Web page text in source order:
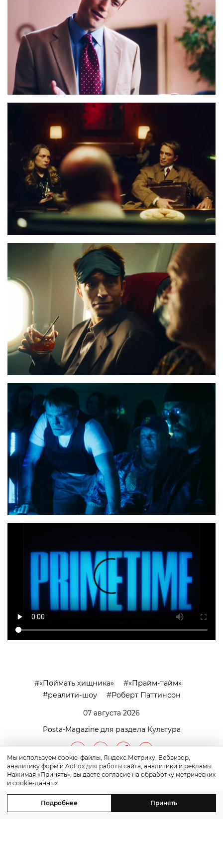
«Поймать хищника»
«Прайм-тайм»
реалити-шоу
Роберт Паттинсон
07 августа 2026
Posta-Magazine для раздела Культура
Мы используем cookie-файлы, Яндекс.Метрику, Вебвизор,
аналитику форм и AdFox для работы сайта, аналитики и рекламы.
Нажимая «Принять», вы даете согласие на обработку метрических
и cookie-данных.
Подробнее Принять